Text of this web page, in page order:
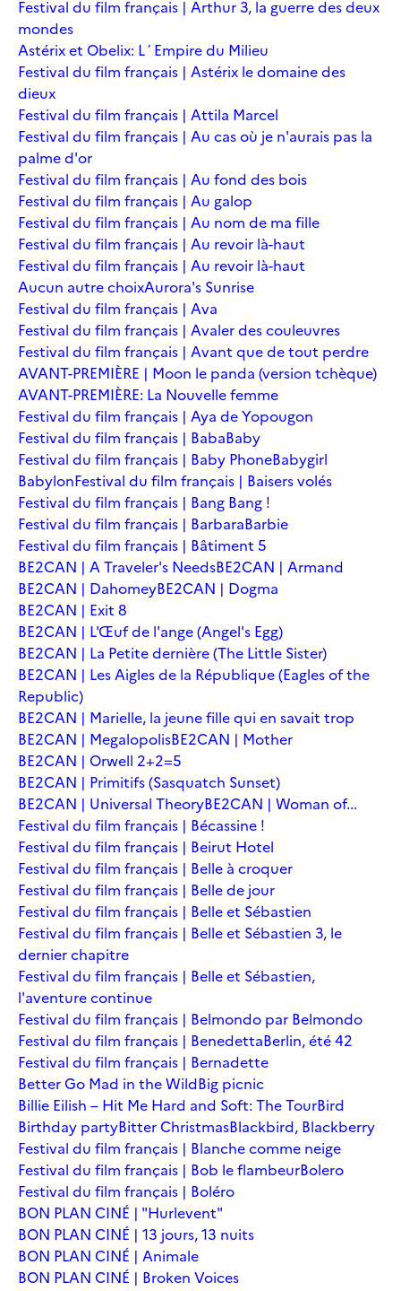
Festival du film français | Arthur 3, la guerre des deux
mondes
Astérix et Obelix: L´Empire du Milieu
Festival du film français | Astérix le domaine des
dieux
Festival du film français | Attila Marcel
Festival du film français | Au cas où je n'aurais pas la
palme d'or
Festival du film français | Au fond des bois
Festival du film français | Au galop
Festival du film français | Au nom de ma fille
Festival du film français | Au revoir là-haut
Festival du film français | Au revoir là-haut
Aucun autre choixAurora's Sunrise
Festival du film français | Ava
Festival du film français | Avaler des couleuvres
Festival du film français | Avant que de tout perdre
AVANT-PREMIÈRE | Moon le panda (version tchèque)
AVANT-PREMIÈRE: La Nouvelle femme
Festival du film français | Aya de Yopougon
Festival du film français | BabaBaby
Festival du film français | Baby PhoneBabygirl
BabylonFestival du film français | Baisers volés
Festival du film français | Bang Bang !
Festival du film français | BarbaraBarbie
Festival du film français | Bâtiment 5
BE2CAN | A Traveler's NeedsBE2CAN | Armand
BE2CAN | DahomeyBE2CAN | Dogma
BE2CAN | Exit 8
BE2CAN | L'Œuf de l'ange (Angel's Egg)
BE2CAN | La Petite dernière (The Little Sister)
BE2CAN | Les Aigles de la République (Eagles of the
Republic)
BE2CAN | Marielle, la jeune fille qui en savait trop
BE2CAN | MegalopolisBE2CAN | Mother
BE2CAN | Orwell 2+2=5
BE2CAN | Primitifs (Sasquatch Sunset)
BE2CAN | Universal TheoryBE2CAN | Woman of...
Festival du film français | Bécassine !
Festival du film français | Beirut Hotel
Festival du film français | Belle à croquer
Festival du film français | Belle de jour
Festival du film français | Belle et Sébastien
Festival du film français | Belle et Sébastien 3, le
dernier chapitre
Festival du film français | Belle et Sébastien,
l'aventure continue
Festival du film français | Belmondo par Belmondo
Festival du film français | BenedettaBerlin, été 42
Festival du film français | Bernadette
Better Go Mad in the WildBig picnic
Billie Eilish – Hit Me Hard and Soft: The TourBird
Birthday partyBitter ChristmasBlackbird, Blackberry
Festival du film français | Blanche comme neige
Festival du film français | Bob le flambeurBolero
Festival du film français | Boléro
BON PLAN CINÉ | "Hurlevent"
BON PLAN CINÉ | 13 jours, 13 nuits
BON PLAN CINÉ | Animale
BON PLAN CINÉ | Broken Voices